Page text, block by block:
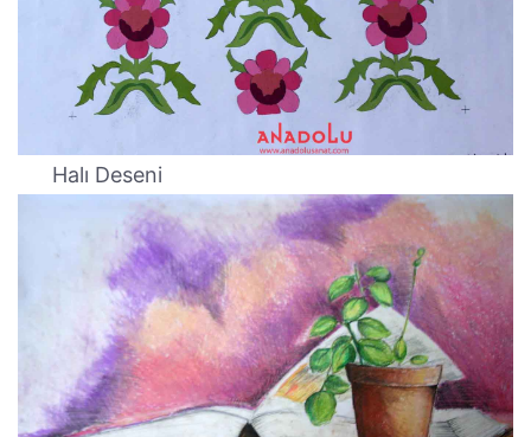
Halı Deseni